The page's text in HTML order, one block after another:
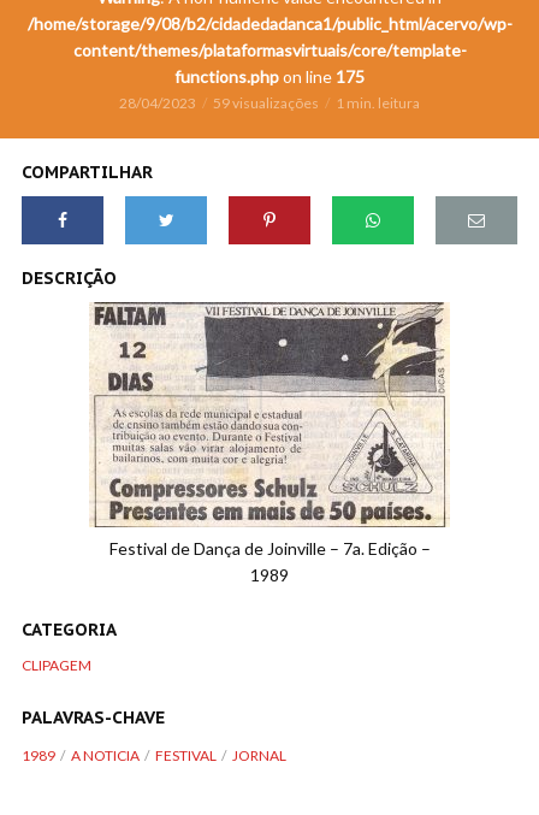
/home/storage/9/08/b2/cidadedadanca1/public_html/acervo/wp-
content/themes/plataformasvirtuais/core/template-
functions.phpon line 175
28/04/2023 59 visualizações 1 min. leitura
COMPARTILHAR
DESCRIÇÃO
Festival de Dança de Joinville – 7a. Edição –
1989
CATEGORIA
CLIPAGEM
PALAVRAS-CHAVE
1989 A NOTICIA FESTIVAL JORNAL